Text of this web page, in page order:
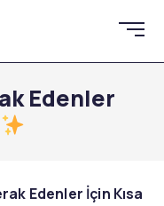
Edenler
Edenler İçin Kısa